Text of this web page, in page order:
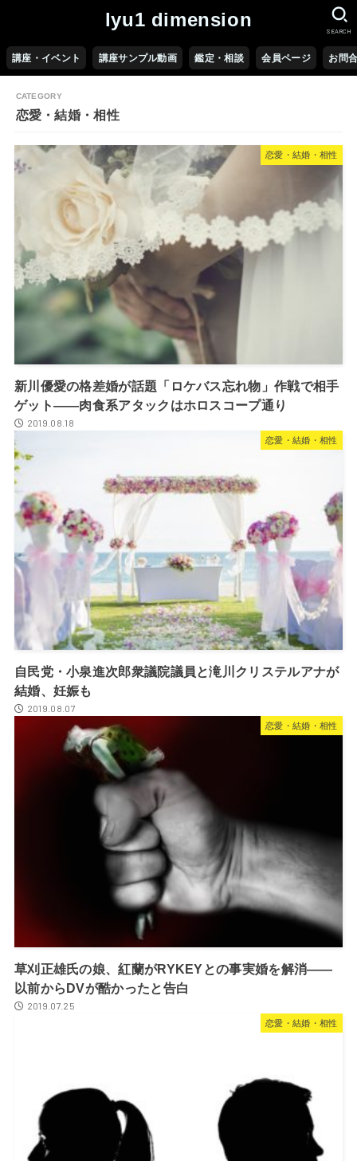
lyu1 dimension
講座・イベント 講座サンプル動画 鑑定・相談 会員ページ お問
SEARCH
恋愛・結婚・相性
恋愛・結婚・相性
新川優愛の格差婚が話題「ロケバス忘れ物」作戦で相手
ゲット――肉食系アタックはホロスコープ通り
2019.08.18
恋愛・結婚・相性
自民党・小泉進次郎衆議院議員と滝川クリステルアナが
結婚、妊娠も
2019.08.07
恋愛・結婚・相性
草刈正雄氏の娘、紅蘭がRYKEYとの事実婚を解消――
以前からDVが酷かったと告白
2019.07.25
恋愛・結婚・相性